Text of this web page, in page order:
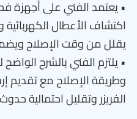
• يعتمد الفني على
اكتشاف الأعطال الكهربائية
يقلل من وقت الإصلاح
• يلتزم الفني بالشرح
وطريقة الإصلاح مع تقديم
الفريزر وتقليل احتمالية